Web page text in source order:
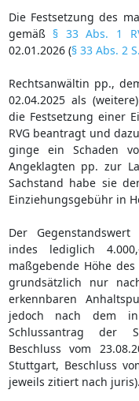
Die Festsetzung des
gemäß § 33 Abs. 1
02.01.2026 (§ 33 Abs. 2
Rechtsanwältin pp.,
02.04.2025 als
die Festsetzung einer
RVG beantragt und
ginge ein Schaden
Angeklagten pp. zur
Sachstand habe sie
Einziehungsgebühr in
Der
indes lediglich
maßgebende Höhe
grundsätzlich nur
erkennbaren
jedoch nach dem in
Schlussantrag der
Beschluss vom
Stuttgart, Beschluss
jeweils zitiert nach juris).